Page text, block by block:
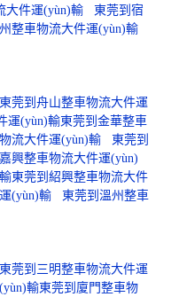
大件運(yùn)輸
東莞到宿
整車物流大件運(yùn)輸
東莞到舟山整車物流大件運
運(yùn)輸東莞到金華整車
流大件運(yùn)輸
東莞到
興整車物流大件運(yùn)
東莞到紹興整車物流大件
(yùn)輸
東莞到溫州整車
東莞到三明整車物流大件運
輸東莞到廈門整車物